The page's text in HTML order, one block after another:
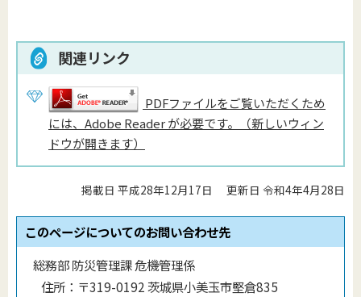
関連リンク
PDFファイルをご覧いただくため
には、Adobe Reader が必要です。（新しいウィン
ドウが開きます）
掲載日 平成28年12月17日 更新日 令和4年4月28日
このページについてのお問い合わせ先
総務部 防災管理課 危機管理係
住所： 〒319-0192 茨城県小美玉市堅倉835